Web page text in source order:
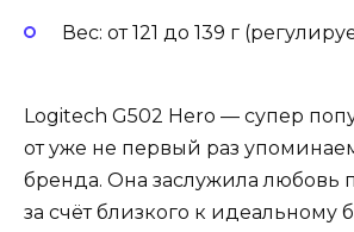
Вес: от 121 до 139 г
Logitech G502 Hero — супер
от уже не первый раз
бренда. Она заслужила любовь
за счёт близкого к идеальному